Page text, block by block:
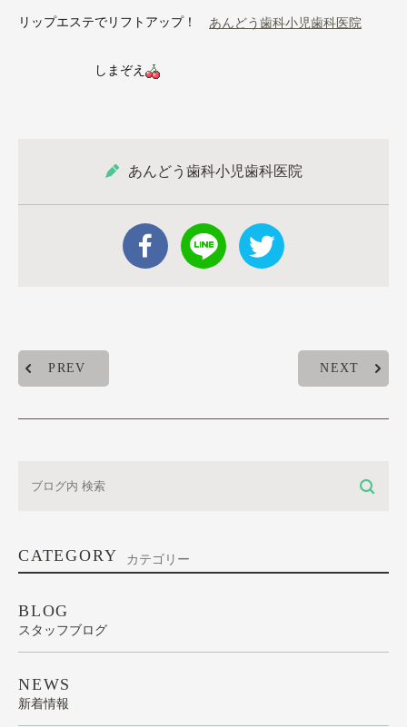
リップエステでリフトアップ！ あんどう歯科小児歯科医院
しまぞえ
あんどう歯科小児歯科医院
PREV NEXT
CATEGORY カテゴリー
BLOG
スタッフブログ
NEWS
新着情報